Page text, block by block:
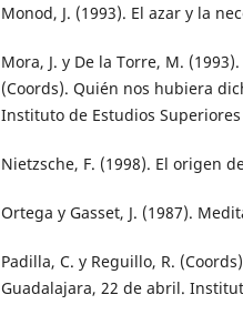
Monod, J. (1993). El azar y la
Mora, J. y De la Torre, M.
(Coords). Quién nos hubiera
Instituto de Estudios
Nietzsche, F. (1998). El origen
Ortega y Gasset, J. (1987).
Padilla, C. y Reguillo, R.
Guadalajara, 22 de abril.